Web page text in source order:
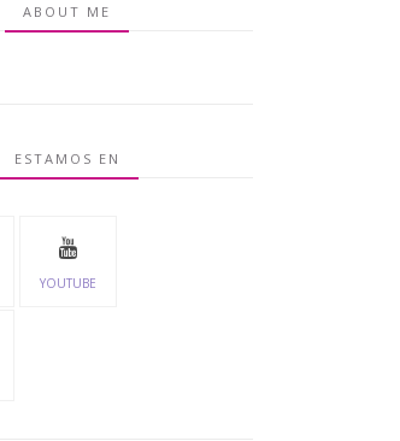
ABOUT ME
ESTAMOS EN
YOUTUBE